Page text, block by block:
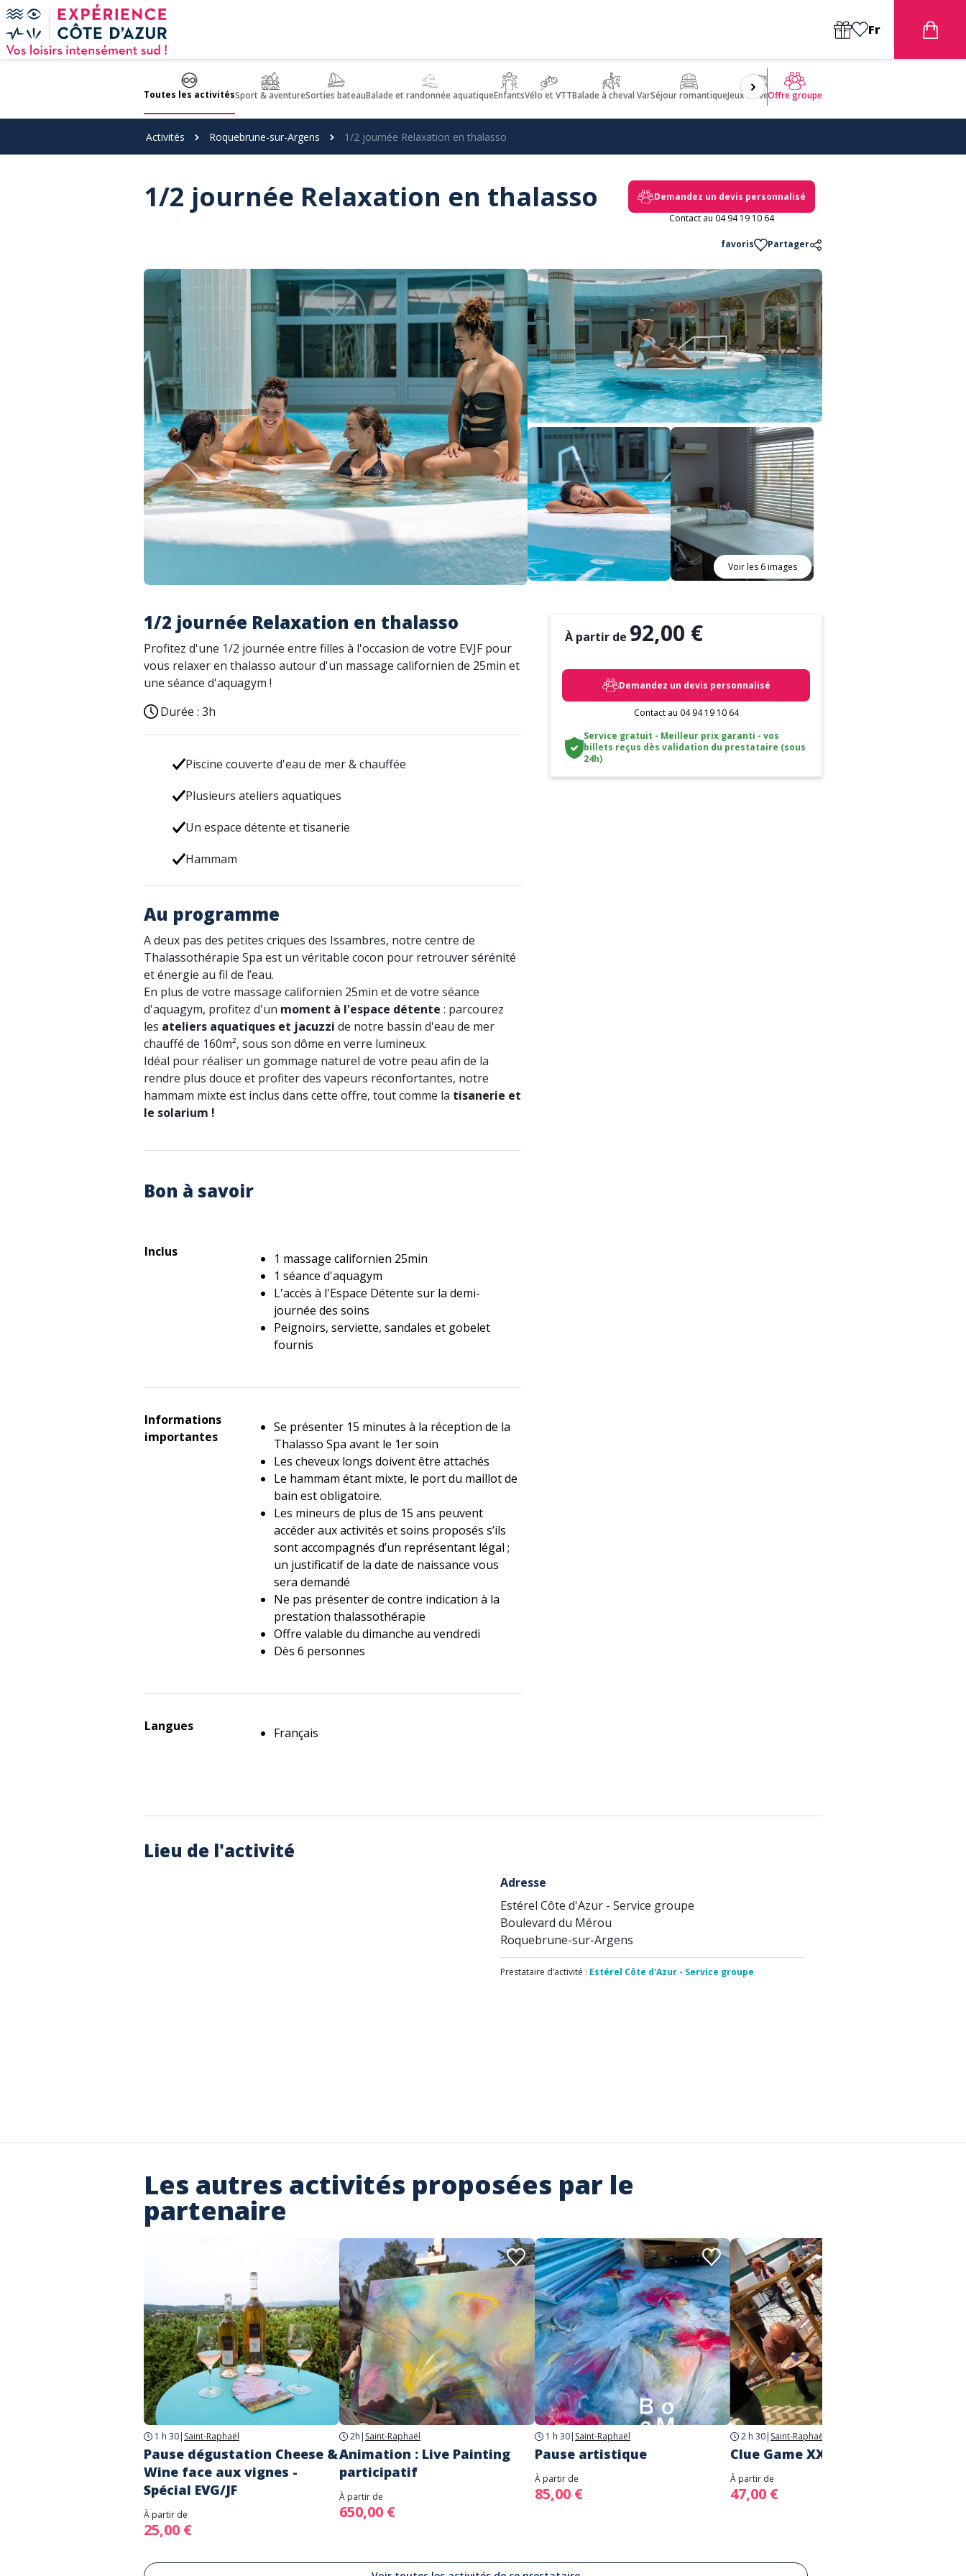
Panneau de gestion des cookies
Fr
Toutes les activitésSport & aventureSorties bateauBalade et randonnée aquatiqueEnfantsVélo et VTTBalade à cheval VarSéjour romantiqueJeux d'aventuresBien être
Offre groupe
Activités Roquebrune-sur-Argens 1/2 journée Relaxation en thalasso
1/2 journée Relaxation en thalasso
Demandez un devis personnalisé
Contact au 04 94 19 10 64
favoris Partager
Voir les 6 images
1/2 journée Relaxation en thalasso
Profitez d'une 1/2 journée entre filles à l'occasion de votre EVJF pour
vous relaxer en thalasso autour d'un massage californien de 25min et
une séance d'aquagym !
Durée : 3h
Piscine couverte d'eau de mer & chauffée
Plusieurs ateliers aquatiques
Un espace détente et tisanerie
Hammam
Au programme
A deux pas des petites criques des Issambres, notre centre de
Thalassothérapie Spa est un véritable cocon pour retrouver sérénité
et énergie au fil de l’eau.
En plus de votre massage californien 25min et de votre séance
d'aquagym, profitez d'un moment à l'espace détente : parcourez
les ateliers aquatiques et jacuzzi de notre bassin d'eau de mer
chauffé de 160m², sous son dôme en verre lumineux.
Idéal pour réaliser un gommage naturel de votre peau afin de la
rendre plus douce et profiter des vapeurs réconfortantes, notre
hammam mixte est inclus dans cette offre, tout comme la tisanerie et
le solarium !
Bon à savoir
Inclus
1 massage californien 25min
1 séance d'aquagym
L'accès à l'Espace Détente sur la demi-
journée des soins
Peignoirs, serviette, sandales et gobelet
fournis
Informations
importantes
Se présenter 15 minutes à la réception de la
Thalasso Spa avant le 1er soin
Les cheveux longs doivent être attachés
Le hammam étant mixte, le port du maillot de
bain est obligatoire.
Les mineurs de plus de 15 ans peuvent
accéder aux activités et soins proposés s’ils
sont accompagnés d’un représentant légal ;
un justificatif de la date de naissance vous
sera demandé
Ne pas présenter de contre indication à la
prestation thalassothérapie
Offre valable du dimanche au vendredi
Dès 6 personnes
Langues Français
À partir de 92,00 €
Demandez un devis personnalisé
Contact au 04 94 19 10 64
Service gratuit - Meilleur prix garanti - vos
billets reçus dès validation du prestataire (sous
24h)
Lieu de l'activité
Adresse
Estérel Côte d'Azur - Service groupe
Boulevard du Mérou
Roquebrune-sur-Argens
Prestataire d’activité : Estérel Côte d'Azur - Service groupe
Les autres activités proposées par le
partenaire
1 h 30| Saint-Raphaël
Pause dégustation Cheese &
Wine face aux vignes -
Spécial EVG/JF
À partir de
25,00 €
2h | Saint-Raphaël
Animation : Live Painting
participatif
À partir de
650,00 €
1 h 30| Saint-Raphaël
Pause artistique
À partir de
85,00 €
2 h 30| Saint-Raphaël
Clue Game XXL
À partir de
47,00 €